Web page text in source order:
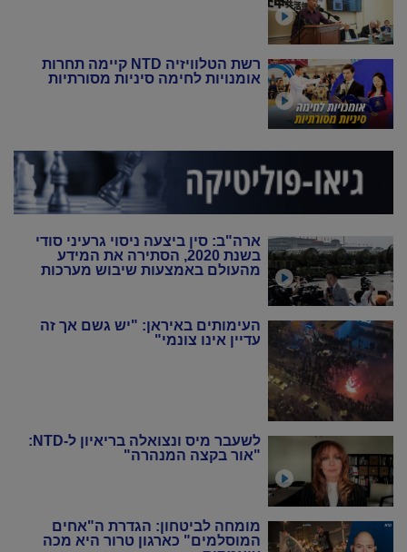
רשת הטלוויזיה NTD קיימה תחרות
אומנויות לחימה סיניות מסורתיות
ארה"ב: סין ביצעה ניסוי גרעיני סודי
בשנת 2020, הסתירה את המידע
מהעולם באמצעות שיבוש מערכות
העימותים באיראן: "יש גשם אך זה
עדיין אינו צונמי"
לשעבר מיס ונצואלה בריאיון ל-NTD:
"אור בקצה המנהרה"
מומחה לביטחון: הגדרת ה"אחים
המוסלמים" כארגון טרור היא מכה